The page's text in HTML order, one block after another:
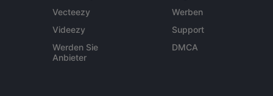
Vecteezy
Videezy
Werden Sie
Anbieter
Werben
Support
DMCA